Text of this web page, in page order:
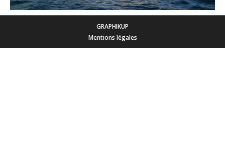
GRAPHIKUP
Mentions légales